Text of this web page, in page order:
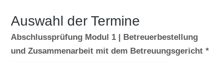
Auswahl der Termine
Abschlussprüfung Modul 1 | Betreuerbestellung
und Zusammenarbeit mit dem Betreuungsgericht *